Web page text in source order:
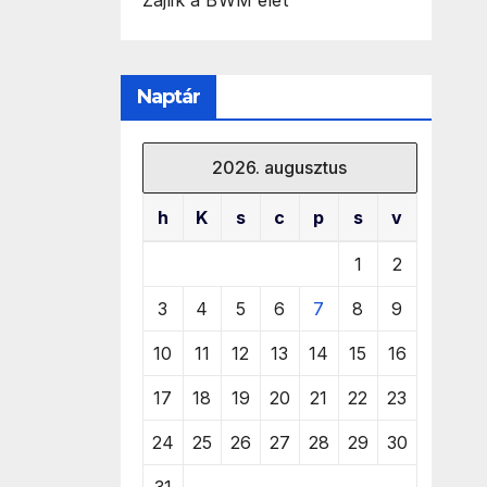
Naptár
2026. augusztus
h K s c p s v
1 2
3 4 5 6 7 8 9
10 11 12 13 14 15 16
17 18 19 20 21 22 23
24 25 26 27 28 29 30